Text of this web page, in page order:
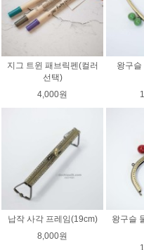
지그 트윈 패브릭펜(컬러
선택)
4,000원
왕구슬
납작 사각 프레임(19cm)
8,000원
왕구슬